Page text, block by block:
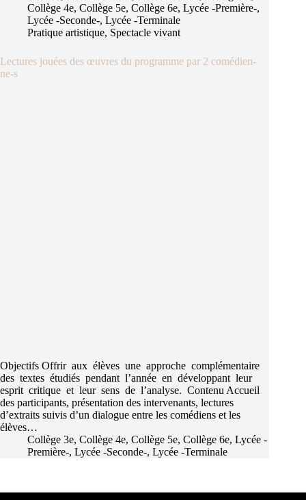
Collège 4e, Collège 5e, Collège 6e, Lycée -Première-,
Lycée -Seconde-, Lycée -Terminale
Pratique artistique, Spectacle vivant
Lectures jouées des œuvres du programme par 2 comédien-
ne-s
Objectifs Offrir aux élèves une approche complémentaire
des textes étudiés pendant l’année en développant leur
esprit critique et leur sens de l’analyse. Contenu Accueil
des participants, présentation des intervenants, lectures
d’extraits suivis d’un dialogue entre les comédiens et les
élèves…
Collège 3e, Collège 4e, Collège 5e, Collège 6e, Lycée -
Première-, Lycée -Seconde-, Lycée -Terminale